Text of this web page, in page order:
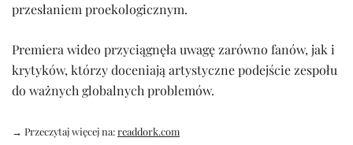
przesłaniem proekologicznym.
Premiera wideo przyciągnęła uwagę zarówno fanów, jak i
krytyków, którzy doceniają artystyczne podejście zespołu
do ważnych globalnych problemów.
→ Przeczytaj więcej na:readdork.com